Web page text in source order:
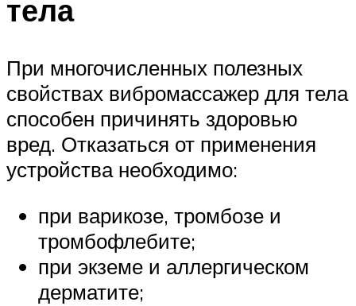
тела
При многочисленных полезных
свойствах вибромассажер для тела
способен причинять здоровью
вред. Отказаться от применения
устройства необходимо:
при варикозе, тромбозе и
тромбофлебите;
при экземе и аллергическом
дерматите;